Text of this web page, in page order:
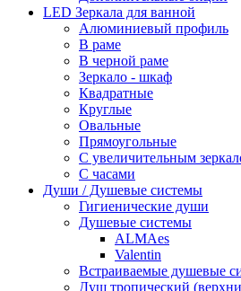
LED Зеркала для ванной
Алюминиевый профиль
В раме
В черной раме
Зеркало - шкаф
Квадратные
Круглые
Овальные
Прямоугольные
С увеличительным
С часами
Души / Душевые системы
Гигиенические души
Душевые системы
ALMAes
Valentin
Встраиваемые душевые
Душ тропический